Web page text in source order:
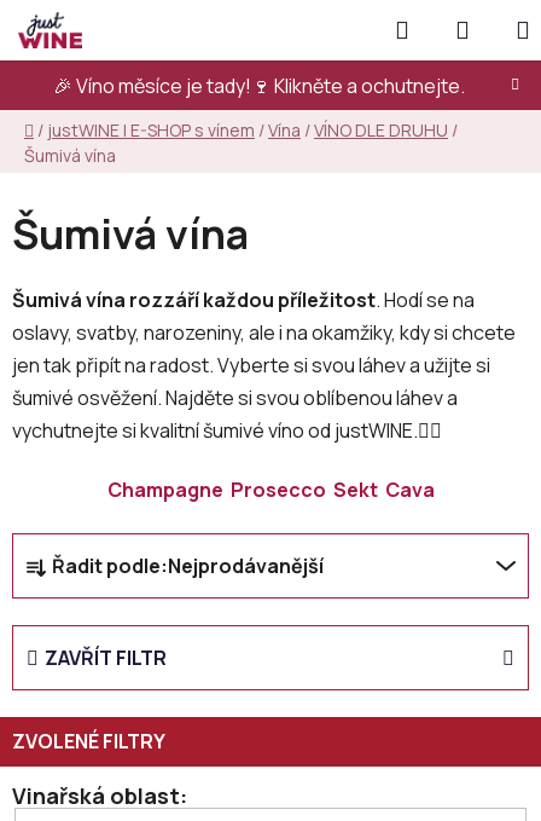
Přejít
na
obsah
🎉 Víno měsíce je tady!🍷 Klikněte a ochutnejte.
Hledat
KOŠÍK
Domů
/ justWINE | E-SHOP s vínem /Vína /VÍNO DLE DRUHU /
Šumivá vína
Šumivá vína
Šumivá vína rozzáří každou příležitost. Hodí se na
oslavy, svatby, narozeniny, ale i na okamžiky, kdy si chcete
jen tak připít na radost. Vyberte si svou láhev a užijte si
šumivé osvěžení. Najděte si svou oblíbenou láhev a
vychutnejte si kvalitní šumivé víno od justWINE.👇🏻
Champagne Prosecco Sekt Cava
Ř
a
z
n
p
r
o
Řadit podle:Nejprodávanější
ZAVŘÍT FILTR
Vinařská oblast